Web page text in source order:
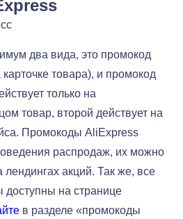
два вида, это промокод
товара), и промокод
только на
товар, второй действует на
Промокоды AliExpress
распродаж, их можно
лендингах акций. Так же, все
доступны на странице
в разделе «промокоды